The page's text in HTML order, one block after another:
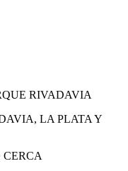
RIVADAVIA
LA PLATA Y